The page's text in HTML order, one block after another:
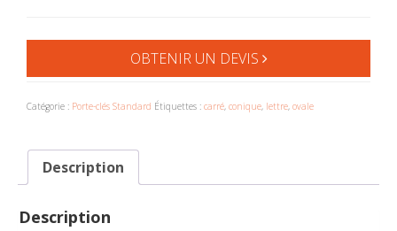
OBTENIR UN DEVIS
Catégorie : Porte-clés Standard Étiquettes : carré, conique, lettre, ovale
Description
Description